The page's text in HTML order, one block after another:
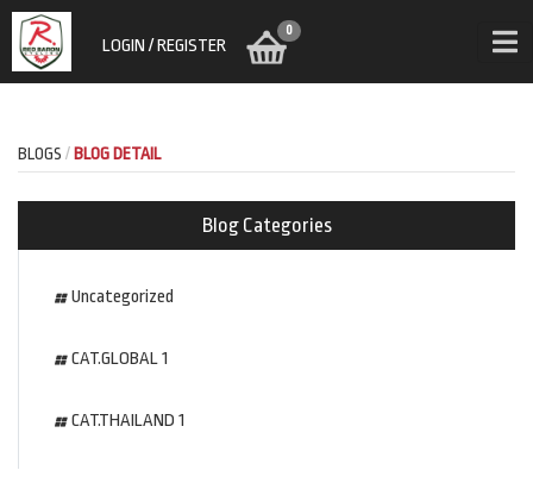
LOGIN / REGISTER
0
BLOGS BLOG DETAIL
Blog Categories
Uncategorized
CAT.GLOBAL 1
CAT.THAILAND 1